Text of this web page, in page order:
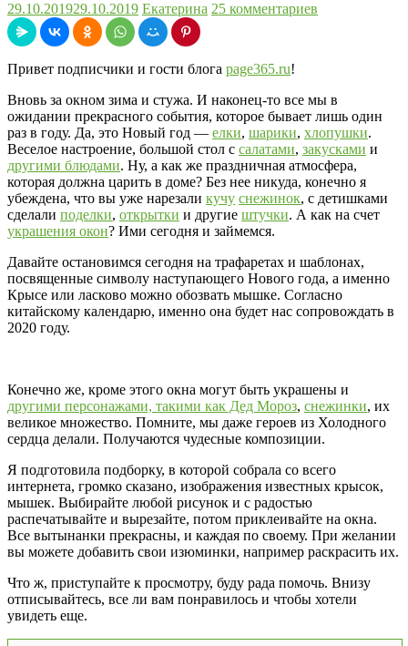
29.10.201929.10.2019 Екатерина 25 комментариев
Привет подписчики и гости блога page365.ru!
Вновь за окном зима и стужа. И наконец-то все мы в
ожидании прекрасного события, которое бывает лишь один
раз в году. Да, это Новый год — елки, шарики, хлопушки.
Веселое настроение, большой стол с салатами, закусками и
другими блюдами. Ну, а как же праздничная атмосфера,
которая должна царить в доме? Без нее никуда, конечно я
убеждена, что вы уже нарезали кучу снежинок, с детишками
сделали поделки, открытки и другие штучки. А как на счет
украшения окон? Ими сегодня и займемся.
Давайте остановимся сегодня на трафаретах и шаблонах,
посвященные символу наступающего Нового года, а именно
Крысе или ласково можно обозвать мышке. Согласно
китайскому календарю, именно она будет нас сопровождать в
2020 году.
Конечно же, кроме этого окна могут быть украшены и
другими персонажами, такими как Дед Мороз, снежинки, их
великое множество. Помните, мы даже героев из Холодного
сердца делали. Получаются чудесные композиции.
Я подготовила подборку, в которой собрала со всего
интернета, громко сказано, изображения известных крысок,
мышек. Выбирайте любой рисунок и с радостью
распечатывайте и вырезайте, потом приклеивайте на окна.
Все вытынанки прекрасны, и каждая по своему. При желании
вы можете добавить свои изюминки, например раскрасить их.
Что ж, приступайте к просмотру, буду рада помочь. Внизу
отписывайтесь, все ли вам понравилось и чтобы хотели
увидеть еще.